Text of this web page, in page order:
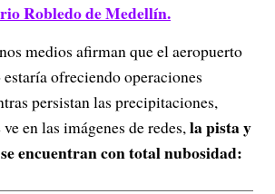
Robledo de Medellín.
medios afirman que el aeropuerto
ofreciendo operaciones
persistan las precipitaciones,
en las imágenes de redes,la pista y
encuentran con total nubosidad: